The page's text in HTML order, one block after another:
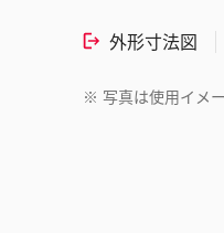
外形寸法図
※ 写真は使用イメ